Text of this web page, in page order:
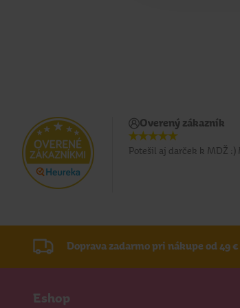
Overený zákazník
Potešil aj darček k MDŽ :)
Doprava zadarmo pri nákupe od 49 €
Eshop